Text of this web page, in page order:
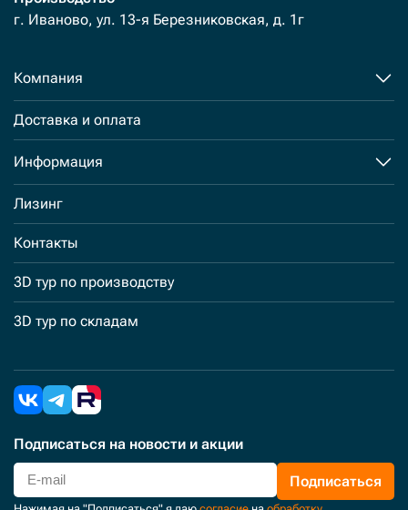
г. Иваново, ул. 13-я Березниковская, д. 1г
Компания
Доставка и оплата
Информация
Лизинг
Контакты
3D тур по производству
3D тур по складам
Подписаться на новости и акции
Подписаться